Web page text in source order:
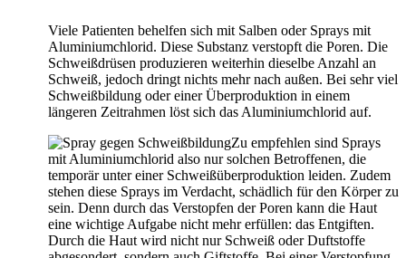
Viele Patienten behelfen sich mit Salben oder Sprays mit
Aluminiumchlorid. Diese Substanz verstopft die Poren. Die
Schweißdrüsen produzieren weiterhin dieselbe Anzahl an
Schweiß, jedoch dringt nichts mehr nach außen. Bei sehr viel
Schweißbildung oder einer Überproduktion in einem
längeren Zeitrahmen löst sich das Aluminiumchlorid auf.
Zu empfehlen sind Sprays
mit Aluminiumchlorid also nur solchen Betroffenen, die
temporär unter einer Schweißüberproduktion leiden. Zudem
stehen diese Sprays im Verdacht, schädlich für den Körper zu
sein. Denn durch das Verstopfen der Poren kann die Haut
eine wichtige Aufgabe nicht mehr erfüllen: das Entgiften.
Durch die Haut wird nicht nur Schweiß oder Duftstoffe